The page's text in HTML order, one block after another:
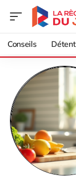
Conseils